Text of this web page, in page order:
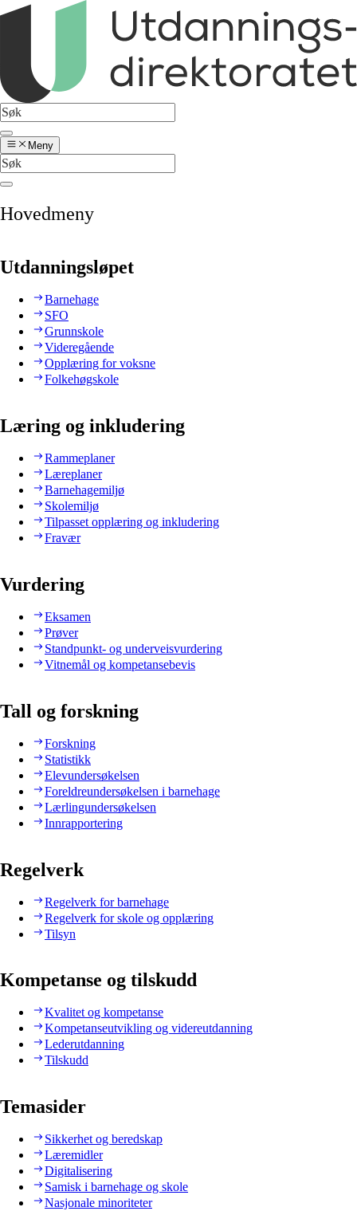
Meny
Hovedmeny
Utdanningsløpet
Barnehage
SFO
Grunnskole
Videregående
Opplæring for voksne
Folkehøgskole
Læring og inkludering
Rammeplaner
Læreplaner
Barnehagemiljø
Skolemiljø
Tilpasset opplæring og inkludering
Fravær
Vurdering
Eksamen
Prøver
Standpunkt- og underveisvurdering
Vitnemål og kompetansebevis
Tall og forskning
Forskning
Statistikk
Elevundersøkelsen
Foreldreundersøkelsen i barnehage
Lærlingundersøkelsen
Innrapportering
Regelverk
Regelverk for barnehage
Regelverk for skole og opplæring
Tilsyn
Kompetanse og tilskudd
Kvalitet og kompetanse
Kompetanseutvikling og videreutdanning
Lederutdanning
Tilskudd
Temasider
Sikkerhet og beredskap
Læremidler
Digitalisering
Samisk i barnehage og skole
Nasjonale minoriteter